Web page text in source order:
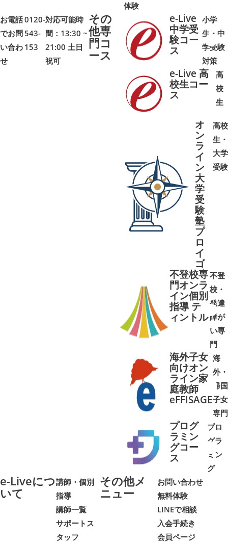
体験
お電話
でお問
い合わ
せ
0120-
543-
153
対応可能時
間：13:30 ~
21:00 土日
祝可
その
他専
門コ
ース
e-Live
中学受
験コー
ス
小学
生・中
学受験
対策
➜➜
e-Live 高
校生コー
ス
高
校
生
➜➜
オ
ン
ラ
イ
ン
大
学
受
験
塾
プ
ロ
イ
ゴ
高校
生・
大学
受験
不登校専
門オンラ
イン個別
指導 テ
ィントル
不登
校・
発達
障が
い専
門
➜➜
海外子女
向けオン
ライン家
庭教師
eFFISAGE
海
外・
帰国
子女
専門
➜➜
プログ
ラミン
グコー
ス
プロ
グラ
ミン
グ
➜➜
e-Liveにつ
いて
講師・個別
指導
講師一覧
サポートス
タッフ
その他メ
ニュー
お問い合わせ
無料体験
LINEで相談
入会手続き
会員ページ